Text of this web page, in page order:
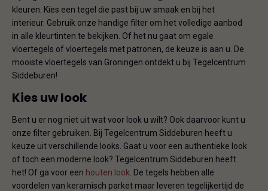
kleuren. Kies een tegel die past bij uw smaak en bij het
interieur. Gebruik onze handige filter om het volledige aanbod
in alle kleurtinten te bekijken. Of het nu gaat om egale
vloertegels of vloertegels met patronen, de keuze is aan u. De
mooiste vloertegels van Groningen ontdekt u bij Tegelcentrum
Siddeburen!
Kies uw look
Bent u er nog niet uit wat voor look u wilt? Ook daarvoor kunt u
onze filter gebruiken. Bij Tegelcentrum Siddeburen heeft u
keuze uit verschillende looks. Gaat u voor een authentieke look
of toch een moderne look? Tegelcentrum Siddeburen heeft
het! Of ga voor een houten look. De tegels hebben alle
voordelen van keramisch parket maar leveren tegelijkertijd de